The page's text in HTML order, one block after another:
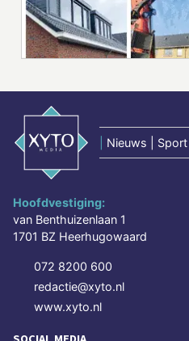
Nieuws |
Hoofdvestiging:
van Benthuizenlaan 1
1701 BZ Heerhugowaard
072 8200 600
redactie@xyto.nl
www.xyto.nl